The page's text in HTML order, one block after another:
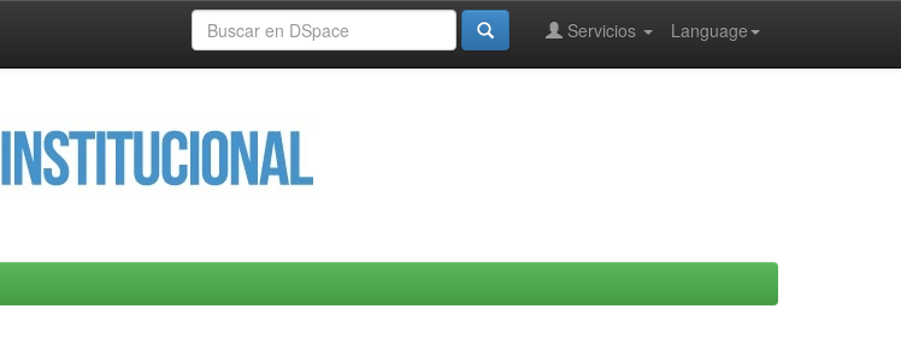
Language
Servicios